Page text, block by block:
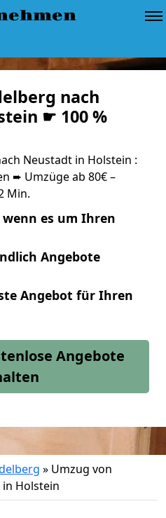
nach
☛ 100 %
Neustadt in Holstein :
➨ Umzüge ab 80€ –
Min.
es um Ihren
Angebote
Angebot für Ihren
Angebote
» Umzug von
Holstein